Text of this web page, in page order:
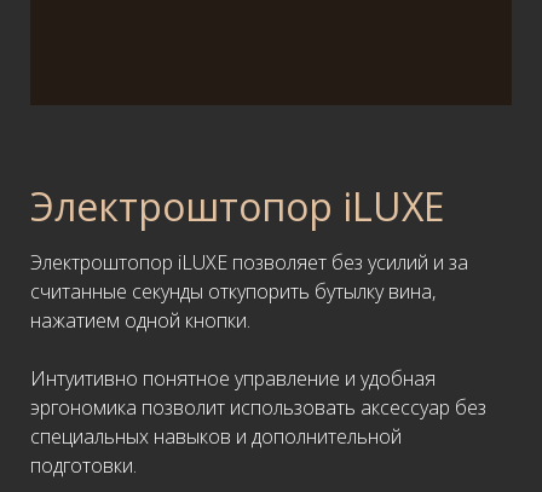
Электроштопор iLUXE
Электроштопор iLUXE позволяет без усилий и за
считанные секунды откупорить бутылку вина,
нажатием одной кнопки.
Интуитивно понятное управление и удобная
эргономика позволит использовать аксессуар без
специальных навыков и дополнительной
подготовки.